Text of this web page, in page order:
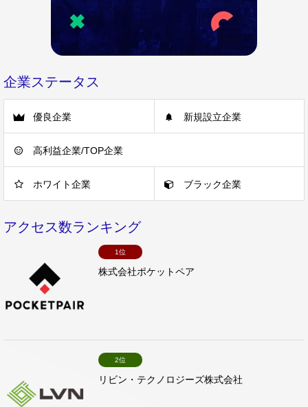
企業ステータス
優良企業 新規設立企業
高利益企業/TOP企業
ホワイト企業 ブラック企業
アクセス数ランキング
1位
株式会社ポケットペア
2位
リビン・テクノロジーズ株式会社